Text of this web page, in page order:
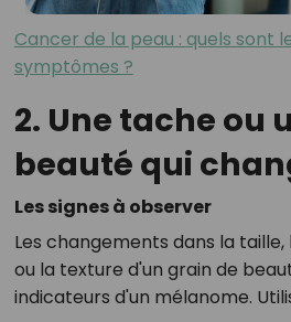
Cancer de la peau : quels sont
symptômes ?
2. Une tache ou
beauté qui
Les signes à observer
Les changements dans la
ou la texture d'un grain de
indicateurs d'un mélanome.